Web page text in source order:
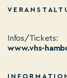
Infos/Tickets:
www.vhs-